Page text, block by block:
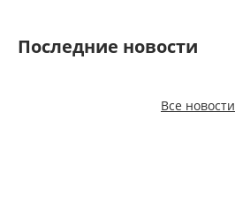
Последние новости
Все новости